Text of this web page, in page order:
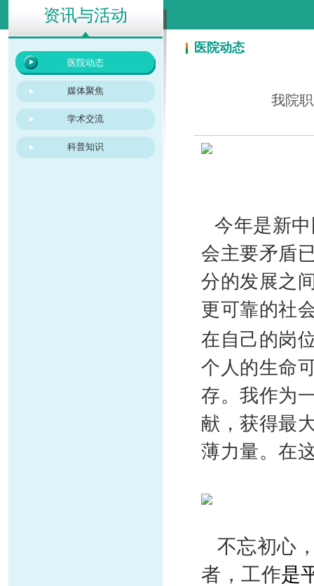
资讯与活动
医院动态
媒体聚焦
学术交流
科普知识
医院动态
我院
今年是新
会主要矛盾
分的发展之
更可靠的社
在自己的岗
个人的生命
存。我作为
献，获得最
薄力量。在
不忘初心
者，工作是